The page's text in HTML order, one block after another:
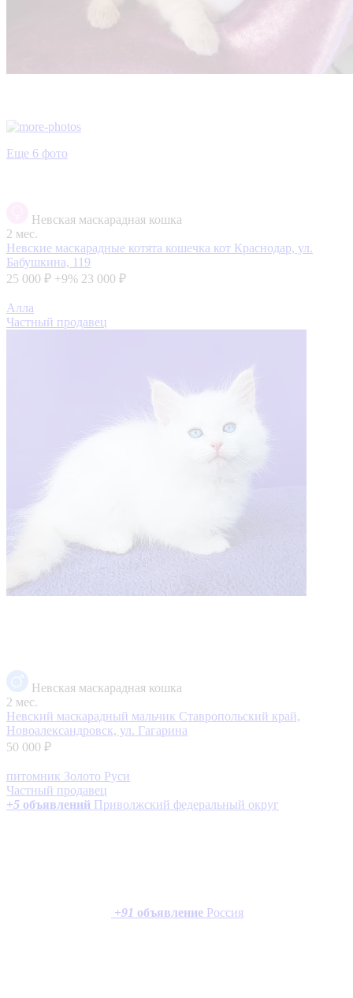
Еще 6 фото
Невская маскарадная кошка
2 мес.
Невские маскарадные котята кошечка кот Краснодар, ул.
Бабушкина, 119
25 000 ₽ +9% 23 000 ₽
Алла
Частный продавец
Невская маскарадная кошка
2 мес.
Невский маскарадный мальчик Ставропольский край,
Новоалександровск, ул. Гагарина
50 000 ₽
питомник Золото Руси
Частный продавец
+5 объявлений Приволжский федеральный округ
+91 объявление Россия